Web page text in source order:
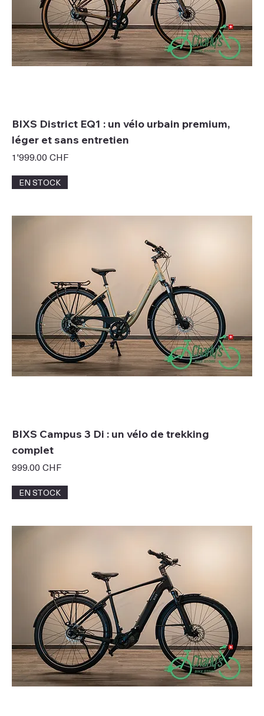
BIXS District EQ1 : un vélo urbain premium,
léger et sans entretien
Prix
1'999.00 CHF
EN STOCK
BIXS Campus 3 Di : un vélo de trekking
complet
Prix
999.00 CHF
EN STOCK